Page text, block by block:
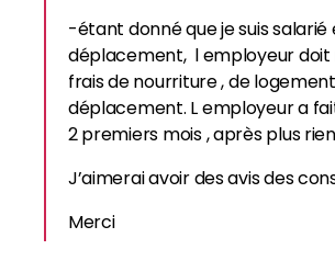
-étant donné que je suis salarié
déplacement, l employeur doit
frais de nourriture , de
déplacement. L employeur a
2 premiers mois , après plus
J’aimerai avoir des avis des
Merci